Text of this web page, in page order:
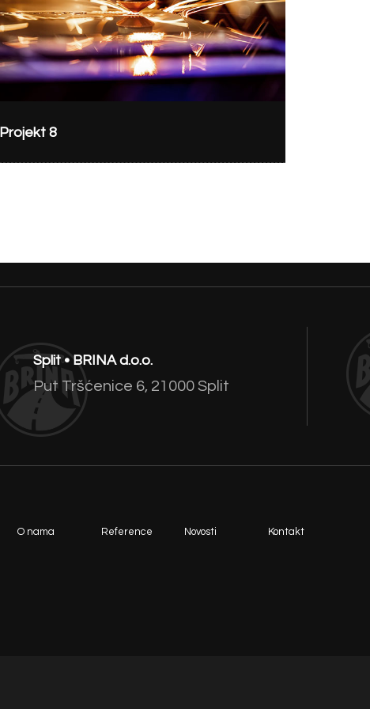
Projekt 8
Split • BRINA d.o.o.
Put Tršćenice 6, 21000 Split
O nama Reference Novosti Kontakt